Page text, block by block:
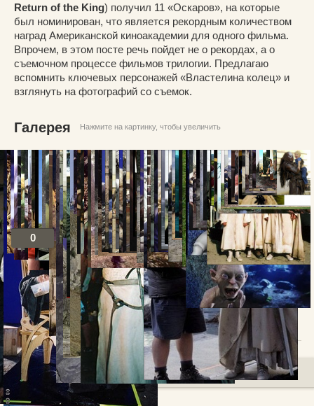
Return of the King) получил 11 «Оскаров», на которые
был номинирован, что является рекордным количеством
наград Американской киноакадемии для одного фильма.
Впрочем, в этом посте речь пойдет не о рекордах, а о
съемочном процессе фильмов трилогии. Предлагаю
вспомнить ключевых персонажей «Властелина колец» и
взглянуть на фотографий со съемок.
Галерея Нажмите на картинку, чтобы увеличить
0
Посты по теме
В избранное
Добавить комментарий